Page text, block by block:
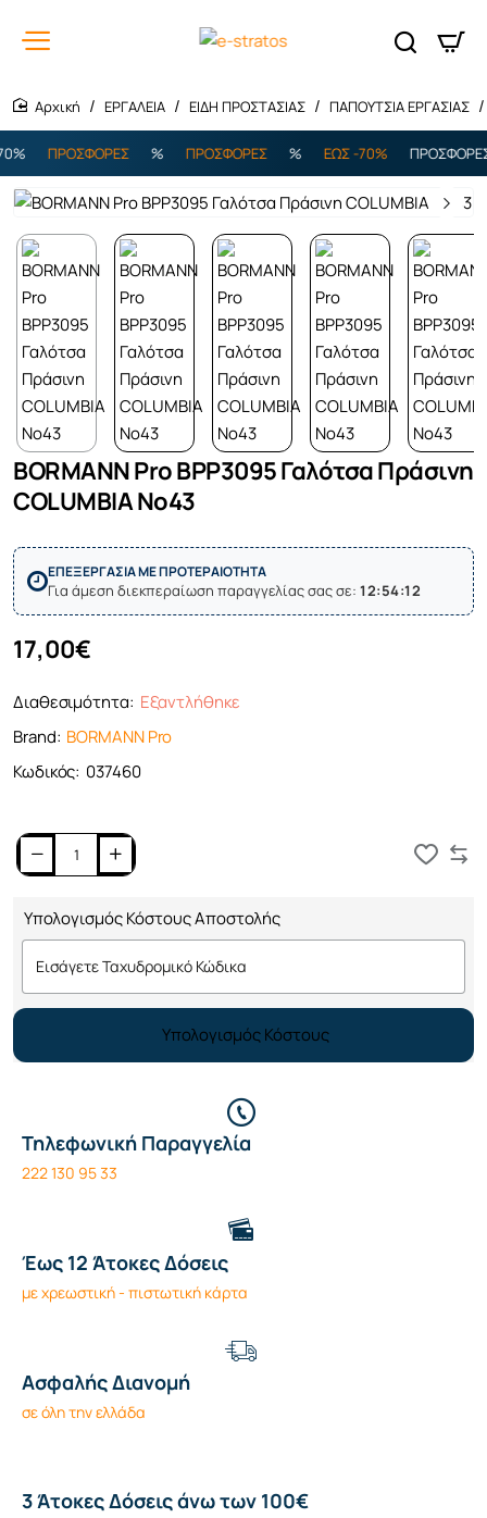
ΕΡΓΑΛΕΙΑ ΕΙΔΗ ΠΡΟΣΤΑΣΙΑΣ ΠΑΠΟΥΤΣΙΑ ΕΡΓΑΣΙΑΣ
ΠΡΟΣΦΟΡΕΣ ΠΡΟΣΦΟΡΕΣ ΕΩΣ -70% ΠΡΟΣΦΟΡΕΣ
Εξαντλήθηκε
BORMANN Pro BPP3095 Γαλότσα Πράσινη
COLUMBIA No43
ΕΠΕΞΕΡΓΑΣΙΑ ΜΕ ΠΡΟΤΕΡΑΙΟΤΗΤΑ
Για άμεση διεκπεραίωση παραγγελίας σας σε: 12:54:12
Διαθεσιμότητα: Εξαντλήθηκε
Brand: BORMANN Pro
Κωδικός: 037460
17,00€
Υπολογισμός Κόστους Αποστολής
Υπολογισμός Κόστους
Τηλεφωνική Παραγγελία
222 130 95 33
Έως 12 Άτοκες Δόσεις
με χρεωστική - πιστωτική κάρτα
Ασφαλής Διανομή
σε όλη την ελλάδα
3 Άτοκες Δόσεις άνω των 100€